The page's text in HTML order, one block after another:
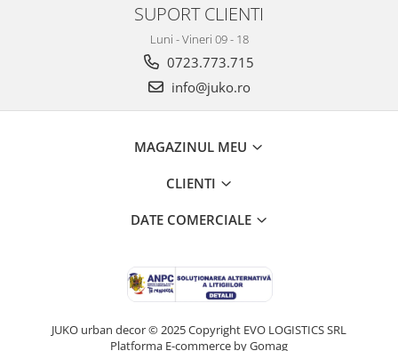
SUPORT CLIENTI
Luni - Vineri 09 - 18
0723.773.715
info@juko.ro
MAGAZINUL MEU
CLIENTI
DATE COMERCIALE
JUKO urban decor © 2025 Copyright EVO LOGISTICS SRL
Platforma E-commerce by Gomag